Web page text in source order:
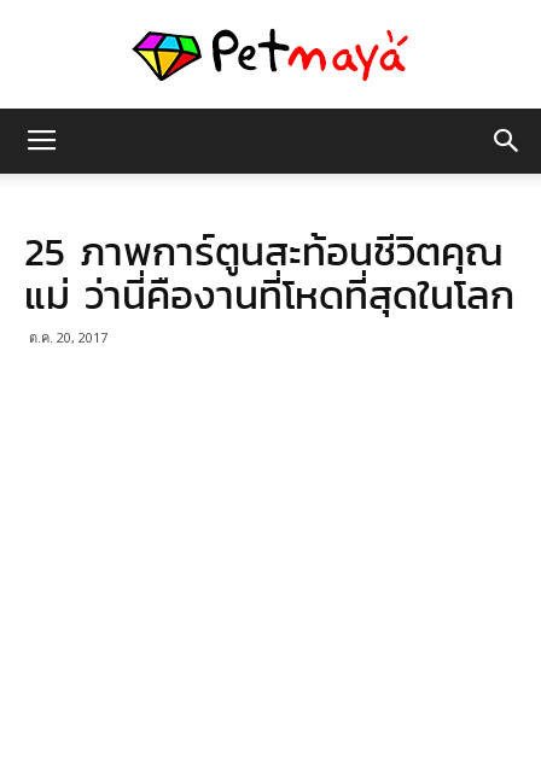
มายา
25 ภาพการ์ตูนสะท้อนชีวิตคุณ
แม่ ว่านี่คืองานที่โหดที่สุดในโลก
ต.ค. 20, 2017